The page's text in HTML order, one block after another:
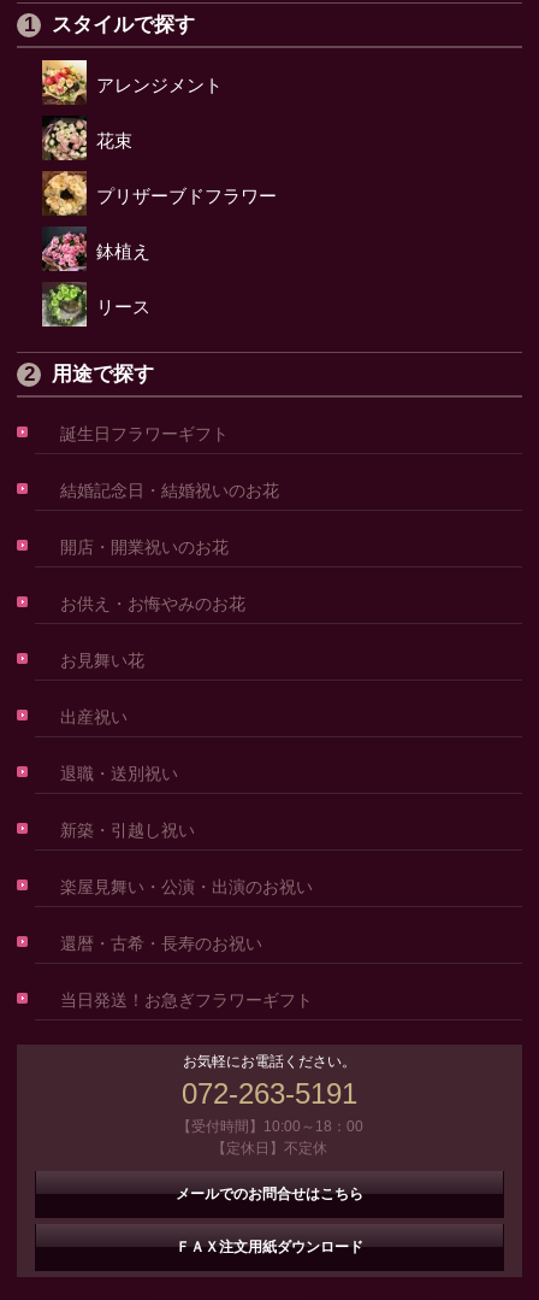
スタイルで探す
アレンジメント
花束
プリザーブドフラワー
鉢植え
リース
用途で探す
誕生日フラワーギフト
結婚記念日・結婚祝いのお花
開店・開業祝いのお花
お供え・お悔やみのお花
お見舞い花
出産祝い
退職・送別祝い
新築・引越し祝い
楽屋見舞い・公演・出演のお祝い
還暦・古希・長寿のお祝い
当日発送！お急ぎフラワーギフト
お気軽にお電話ください。
072-263-5191
【受付時間】10:00～18：00
【定休日】不定休
メールでのお問合せはこちら
ＦＡＸ注文用紙ダウンロード